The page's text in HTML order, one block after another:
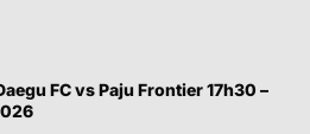
FC vs Paju Frontier 17h30 –